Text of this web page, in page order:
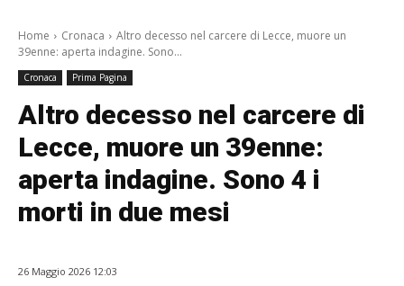
Home Cronaca
Altro decesso nel carcere di Lecce, muore un
39enne: aperta indagine. Sono...
Cronaca Prima Pagina
Altro decesso nel carcere di
Lecce, muore un 39enne:
aperta indagine. Sono 4 i
morti in due mesi
26 Maggio 2026 12:03